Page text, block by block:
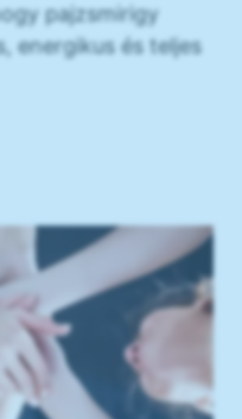
pajzsmirigy
energikus és teljes